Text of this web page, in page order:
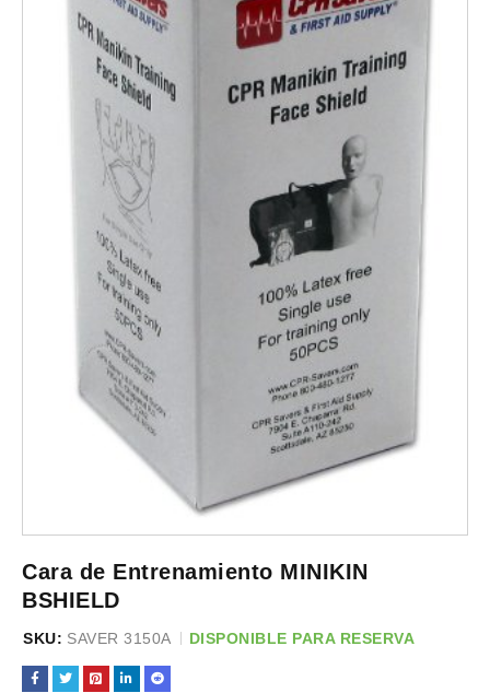
Cara de Entrenamiento MINIKIN
BSHIELD
SKU: SAVER 3150A DISPONIBLE PARA RESERVA